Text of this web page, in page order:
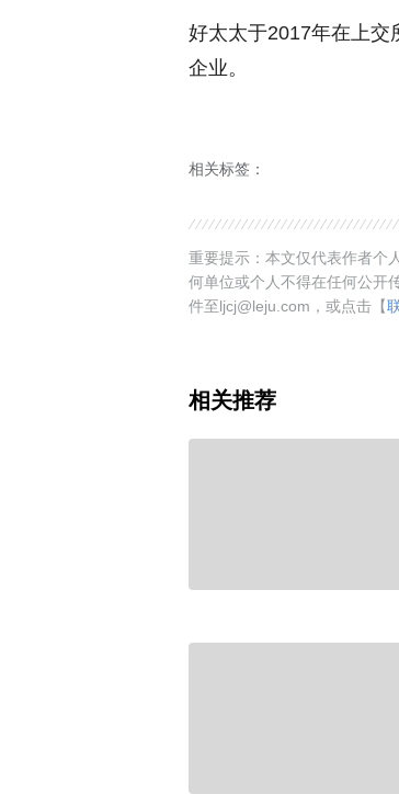
好太太于2017年在上交
企业。
相关标签：
重要提示：本文仅代表作者个
何单位或个人不得在任何公开
件至ljcj@leju.com，或点击【
相关推荐